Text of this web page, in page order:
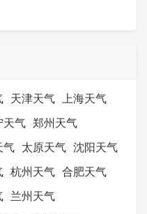
天津天气 上海天气
天气 郑州天气
气 太原天气 沈阳天气
杭州天气 合肥天气
兰州天气